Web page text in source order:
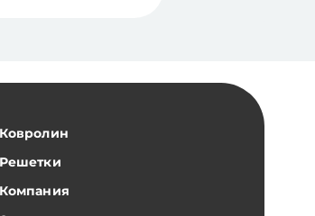
Ковролин
Решетки
Компания